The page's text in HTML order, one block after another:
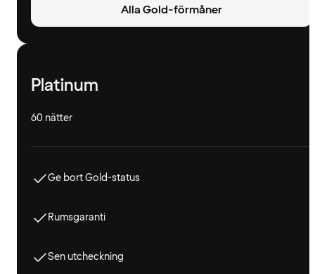
Alla Gold-förmåner
Platinum
60 nätter
Ge bort Gold-status
Rumsgaranti
Sen utcheckning